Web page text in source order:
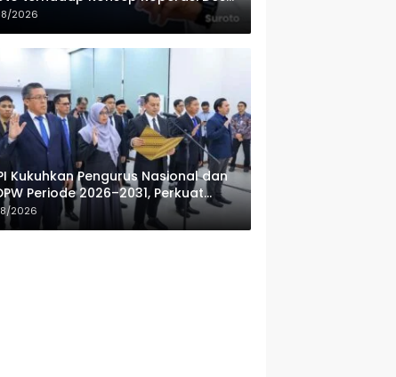
Putih
2026
Kukuhkan Pengurus Nasional dan
Periode 2026–2031, Perkuat
Sektor Publik
2026